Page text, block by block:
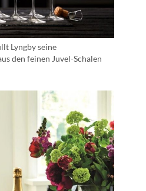
Lyngby seine
den feinen Juvel-Schalen